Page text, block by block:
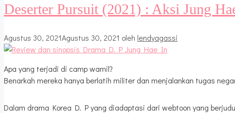
Deserter Pursuit (2021) : Aksi Jung
Agustus 30, 2021Agustus 30, 2021 oleh lendyagassi
Apa yang terjadi di camp wamil?
Benarkah mereka hanya berlatih militer dan menjalankan tugas
Dalam drama Korea D. P yang diadaptasi dari webtoon yang